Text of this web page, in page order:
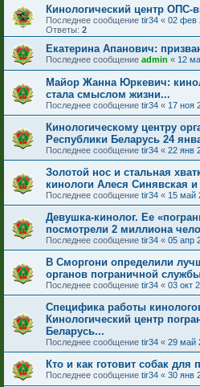
Кинологический центр ОПС-
Последнее сообщение tir34 « 02 фев
Ответы: 2
Екатерина Апанович:
Последнее сообщение admin « 12
Майор Жанна Юркевич:
стала смыслом жизни...
Последнее сообщение tir34 « 17 ноя
Кинологическому центру
Республики Беларусь 24
Последнее сообщение tir34 « 22 янв
Золотой нос и стальная
кинологи Алеся Синявская
Последнее сообщение tir34 « 15 май
Девушка-кинолог. Ее
посмотрели 2 миллиона
Последнее сообщение tir34 « 05 апр
В Сморгони определили
органов пограничной
Последнее сообщение tir34 « 03 окт
Специфика работы
Кинологический центр
Беларусь...
Последнее сообщение tir34 « 29 май
Кто и как готовит собак для
Последнее сообщение tir34 « 30 янв